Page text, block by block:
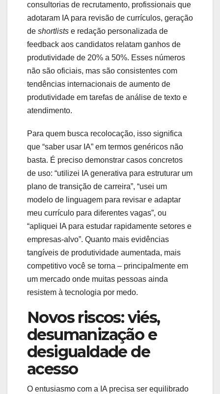
consultorias de recrutamento, profissionais que
adotaram IA para revisão de currículos, geração
de shortlists e redação personalizada de
feedback aos candidatos relatam ganhos de
produtividade de 20% a 50%. Esses números
não são oficiais, mas são consistentes com
tendências internacionais de aumento de
produtividade em tarefas de análise de texto e
atendimento.
Para quem busca recolocação, isso significa
que “saber usar IA” em termos genéricos não
basta. É preciso demonstrar casos concretos
de uso: “utilizei IA generativa para estruturar um
plano de transição de carreira”, “usei um
modelo de linguagem para revisar e adaptar
meu currículo para diferentes vagas”, ou
“apliquei IA para estudar rapidamente setores e
empresas-alvo”. Quanto mais evidências
tangíveis de produtividade aumentada, mais
competitivo você se torna – principalmente em
um mercado onde muitas pessoas ainda
resistem à tecnologia por medo.
Novos riscos: viés,
desumanização e
desigualdade de
acesso
O entusiasmo com a IA precisa ser equilibrado